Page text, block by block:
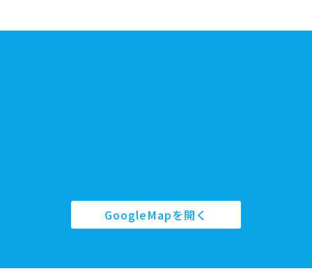
GoogleMapを開く